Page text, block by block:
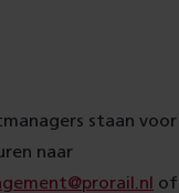
staan
naar
of